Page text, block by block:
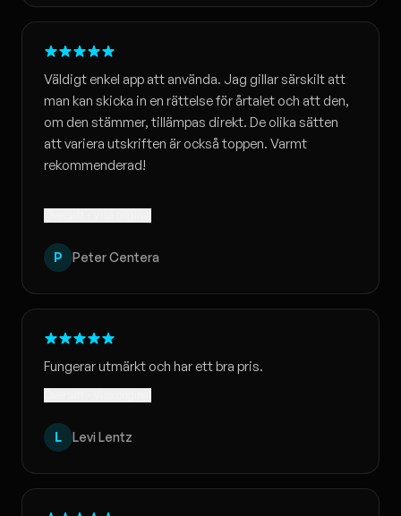
Väldigt enkel app att använda. Jag gillar särskilt att
man kan skicka in en rättelse för årtalet och att den,
om den stämmer, tillämpas direkt. De olika sätten
att variera utskriften är också toppen. Varmt
rekommenderad!
P Peter Centera
Fungerar utmärkt och har ett bra pris.
L Levi Lentz